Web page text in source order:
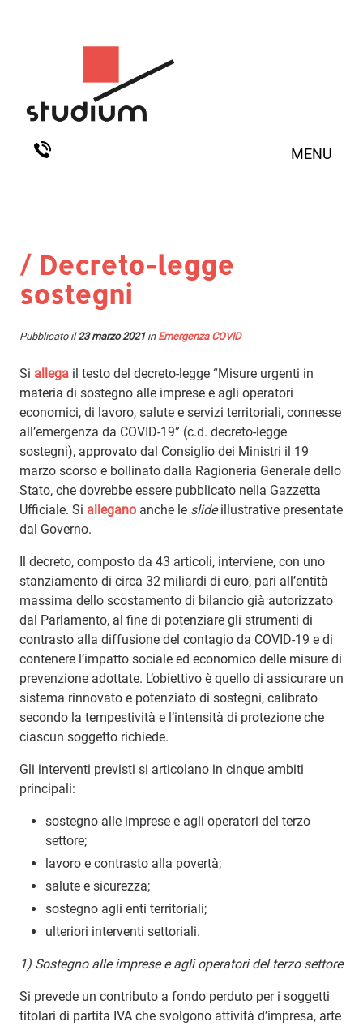
MENU
/ Decreto-legge
sostegni
Pubblicato il23 marzo 2021in Emergenza COVID
Si allega il testo del decreto-legge “Misure urgenti in
materia di sostegno alle imprese e agli operatori
economici, di lavoro, salute e servizi territoriali, connesse
all’emergenza da COVID-19” (c.d. decreto-legge
sostegni), approvato dal Consiglio dei Ministri il 19
marzo scorso e bollinato dalla Ragioneria Generale dello
Stato, che dovrebbe essere pubblicato nella Gazzetta
Ufficiale. Si allegano anche le slideillustrative presentate
dal Governo.
Il decreto, composto da 43 articoli, interviene, con uno
stanziamento di circa 32 miliardi di euro, pari all’entità
massima dello scostamento di bilancio già autorizzato
dal Parlamento, al fine di potenziare gli strumenti di
contrasto alla diffusione del contagio da COVID-19 e di
contenere l’impatto sociale ed economico delle misure di
prevenzione adottate. L’obiettivo è quello di assicurare un
sistema rinnovato e potenziato di sostegni, calibrato
secondo la tempestività e l’intensità di protezione che
ciascun soggetto richiede.
Gli interventi previsti si articolano in cinque ambiti
principali:
sostegno alle imprese e agli operatori del terzo
settore;
lavoro e contrasto alla povertà;
salute e sicurezza;
sostegno agli enti territoriali;
ulteriori interventi settoriali.
1) Sostegno alle imprese e agli operatori del terzo settore
Si prevede un contributo a fondo perduto per i soggetti
titolari di partita IVA che svolgono attività d’impresa, arte